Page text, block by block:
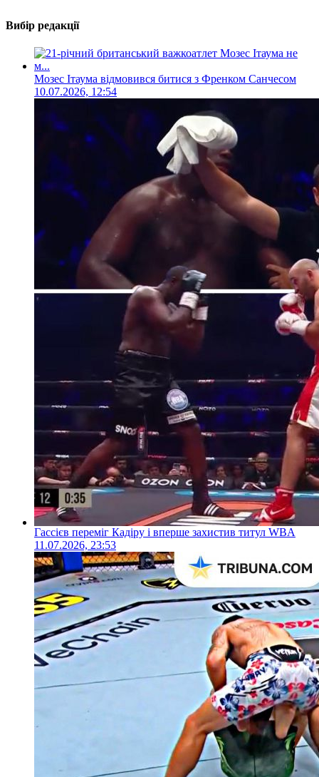
Вибір редакції
Мозес Ітаума відмовився битися з Френком Санчесом
10.07.2026, 12:54
Гассієв переміг Кадіру і вперше захистив титул WBA
11.07.2026, 23:53